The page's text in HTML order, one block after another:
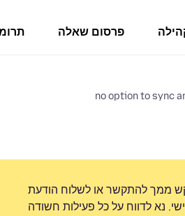
פרסום שאלה
no option to sync
ממך להתקשר או לשלוח הודעת
נא לדווח על כל פעילות חשודה